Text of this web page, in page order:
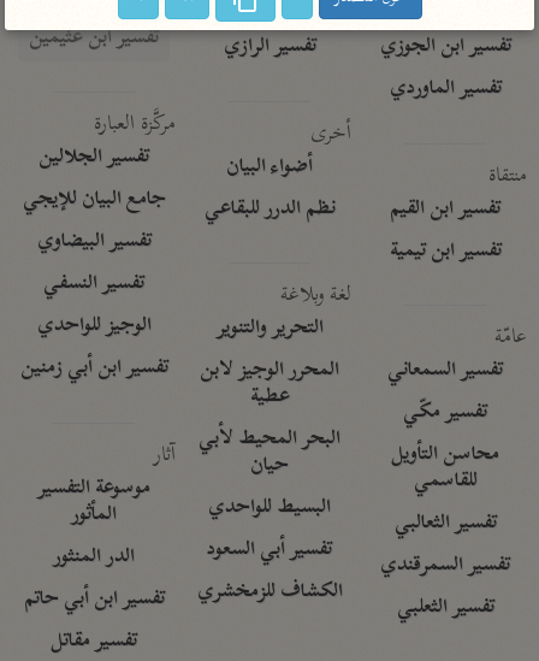
تفسير ابن الجوزي
تفسير الماوردي
منتقاة
تفسير ابن القيم
تفسير ابن تيمية
عامّة
تفسير السمعاني
تفسير مكّي
محاسن التأويل
للقاسمي
تفسير الثعالبي
تفسير السمرقندي
تفسير الثعلبي
تفسير الرازي
أخرى
أضواء البيان
نظم الدرر للبقاعي
لغة وبلاغة
التحرير والتنوير
المحرر الوجيز لابن
عطية
البحر المحيط لأبي
حيان
البسيط للواحدي
تفسير أبي السعود
الكشاف للزمخشري
تفسير ابن عثيمين
مركَّزة العبارة
تفسير الجلالين
جامع البيان للإيجي
تفسير البيضاوي
تفسير النسفي
الوجيز للواحدي
تفسير ابن أبي زمنين
آثار
موسوعة التفسير
المأثور
الدر المنثور
تفسير ابن أبي حاتم
تفسير مقاتل